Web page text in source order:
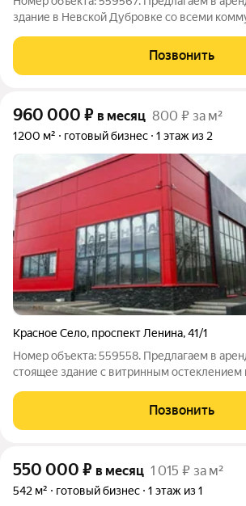
здание в Невской Дубровке со всеми
Дубровка, улица Томилина, 13;
Позвонить
960 000 ₽ в месяц 800 ₽ за м²
1200 м² готовый бизнес 1 этаж из 2
Красное Село, проспект Ленина,41/1
Номер объекта: 559558. Предлагаем в
стоящее здание с витринным остеклением
электросети: 50 кВт, возможно
Позвонить
550 000 ₽ в месяц 1 015 ₽ за м²
542 м² готовый бизнес 1 этаж из 1